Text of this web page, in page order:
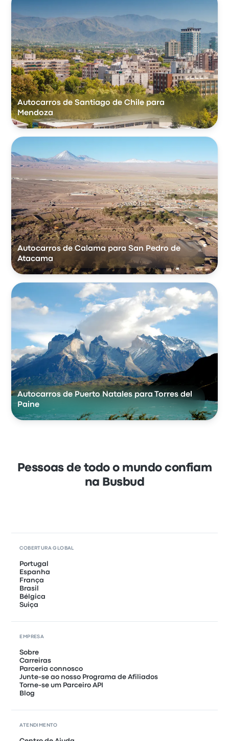
Autocarros de Santiago de Chile para
Mendoza
Autocarros de Calama para San Pedro de
Atacama
Autocarros de Puerto Natales para Torres del
Paine
Pessoas de todo o mundo confiam
na Busbud
COBERTURA GLOBAL
Portugal
Espanha
França
Brasil
Bélgica
Suiça
EMPRESA
Sobre
Carreiras
Parceria connosco
Junte-se ao nosso Programa de Afiliados
Torne-se um Parceiro API
Blog
ATENDIMENTO